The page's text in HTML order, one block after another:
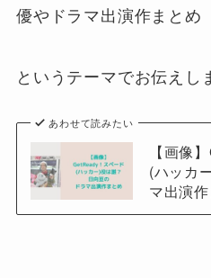
優やドラマ出演作まとめ
というテーマでお伝えし
あわせて読みたい
【画像
(ハッカ
マ出演